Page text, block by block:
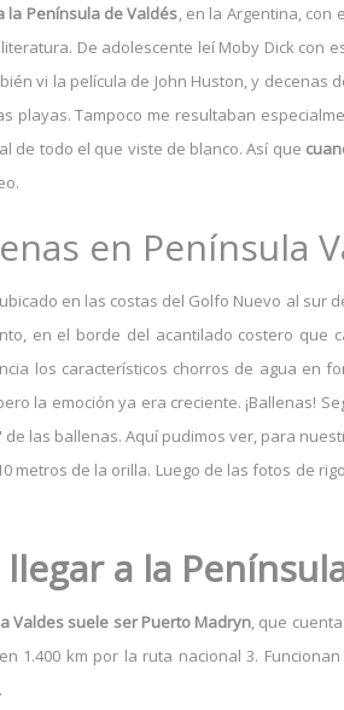
la Península de Valdés, en la Argentina, con
De adolescente leí Moby Dick
vi la película de John Huston, y
playas. Tampoco me resultaban
de todo el que viste de blanco. Así que
en Península
en las costas del Golfo Nuevo al sur
en el borde del acantilado costero que
los característicos chorros de agua en
la emoción ya era creciente. ¡Ballenas!
las ballenas. Aquí pudimos ver, para
metros de la orilla. Luego de las fotos de
a la
Valdes suele ser Puerto Madryn, que
1.400 km por la ruta nacional 3.